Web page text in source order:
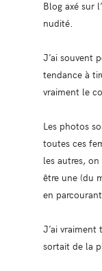
Blog axé sur
nudité.
J’ai souvent
tendance à
vraiment le
Les photos
toutes ces
les autres, on
être une (du
en
J’ai vraiment
sortait de la